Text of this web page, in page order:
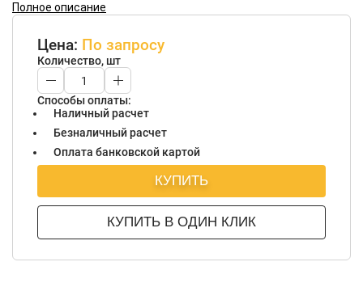
Полное описание
Цена: По запросу
Количество, шт
Способы оплаты:
Наличный расчет
Безналичный расчет
Оплата банковской картой
КУПИТЬ
КУПИТЬ В ОДИН КЛИК